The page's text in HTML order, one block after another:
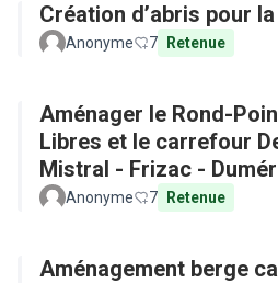
Création d’abris pour
Anonyme 7 Retenue
Aménager le Rond-
Libres et le carrefour
Mistral - Frizac -
Anonyme 7 Retenue
Aménagement berge